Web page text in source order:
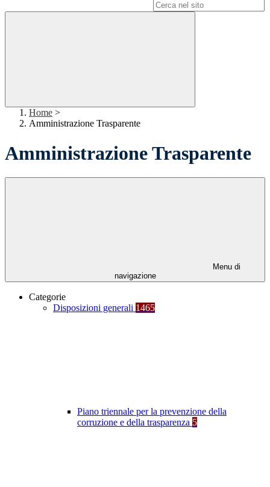
Home >
Amministrazione Trasparente
Amministrazione Trasparente
Menu di
navigazione
Categorie
Disposizioni generali 1465
Piano triennale per la prevenzione della
corruzione e della trasparenza 5